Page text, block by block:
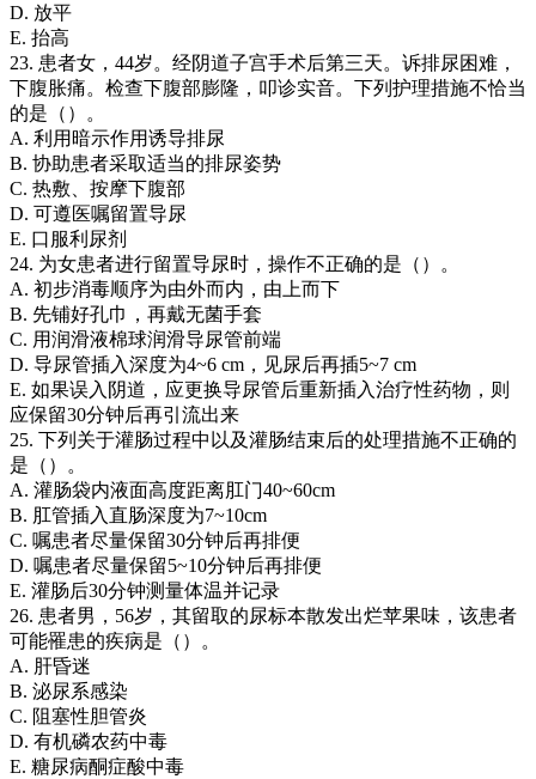
D. 放平
E. 抬高
23. 患者女，44岁。经阴道子宫手术后第三天。诉排尿困难，
下腹胀痛。检查下腹部膨隆，叩诊实音。下列护理措施不恰当
的是（）。
A. 利用暗示作用诱导排尿
B. 协助患者采取适当的排尿姿势
C. 热敷、按摩下腹部
D. 可遵医嘱留置导尿
E. 口服利尿剂
24. 为女患者进行留置导尿时，操作不正确的是（）。
A. 初步消毒顺序为由外而内，由上而下
B. 先铺好孔巾，再戴无菌手套
C. 用润滑液棉球润滑导尿管前端
D. 导尿管插入深度为4~6 cm，见尿后再插5~7 cm
E. 如果误入阴道，应更换导尿管后重新插入治疗性药物，则
应保留30分钟后再引流出来
25. 下列关于灌肠过程中以及灌肠结束后的处理措施不正确的
是（）。
A. 灌肠袋内液面高度距离肛门40~60cm
B. 肛管插入直肠深度为7~10cm
C. 嘱患者尽量保留30分钟后再排便
D. 嘱患者尽量保留5~10分钟后再排便
E. 灌肠后30分钟测量体温并记录
26. 患者男，56岁，其留取的尿标本散发出烂苹果味，该患者
可能罹患的疾病是（）。
A. 肝昏迷
B. 泌尿系感染
C. 阻塞性胆管炎
D. 有机磷农药中毒
E. 糖尿病酮症酸中毒